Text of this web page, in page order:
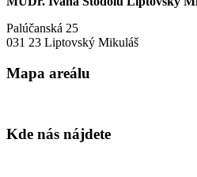
Palúčanská 25
031 23 Liptovský Mikuláš
Mapa areálu
Kde nás nájdete